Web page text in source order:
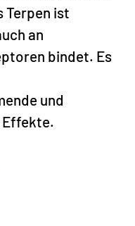
Terpen ist
an
bindet. Es
und
Effekte.